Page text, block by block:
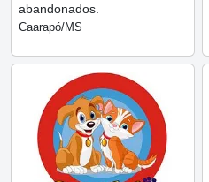
abandonados.
Caarapó/MS